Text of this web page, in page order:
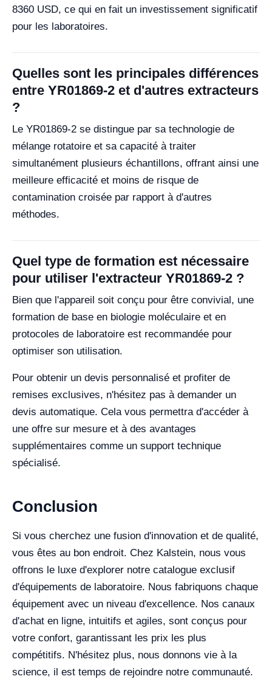
8360 USD, ce qui en fait un investissement significatif
pour les laboratoires.
Quelles sont les principales différences
entre YR01869-2 et d'autres extracteurs
?
Le YR01869-2 se distingue par sa technologie de
mélange rotatoire et sa capacité à traiter
simultanément plusieurs échantillons, offrant ainsi une
meilleure efficacité et moins de risque de
contamination croisée par rapport à d'autres
méthodes.
Quel type de formation est nécessaire
pour utiliser l'extracteur YR01869-2 ?
Bien que l'appareil soit conçu pour être convivial, une
formation de base en biologie moléculaire et en
protocoles de laboratoire est recommandée pour
optimiser son utilisation.
Pour obtenir un devis personnalisé et profiter de
remises exclusives, n'hésitez pas à demander un
devis automatique. Cela vous permettra d'accéder à
une offre sur mesure et à des avantages
supplémentaires comme un support technique
spécialisé.
Conclusion
Si vous cherchez une fusion d'innovation et de qualité,
vous êtes au bon endroit. Chez Kalstein, nous vous
offrons le luxe d'explorer notre catalogue exclusif
d'équipements de laboratoire. Nous fabriquons chaque
équipement avec un niveau d'excellence. Nos canaux
d'achat en ligne, intuitifs et agiles, sont conçus pour
votre confort, garantissant les prix les plus
compétitifs. N'hésitez plus, nous donnons vie à la
science, il est temps de rejoindre notre communauté.